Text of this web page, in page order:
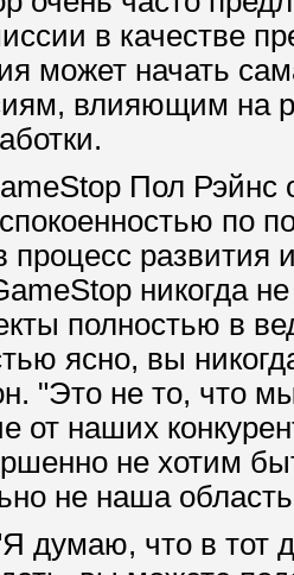
в качестве
может начать
влияющим на
Пол Рэйнс
по
процесс
никогда
полностью в
ясно, вы
"Это не то, что
от наших
не хотим
не наша
думаю, что в тот